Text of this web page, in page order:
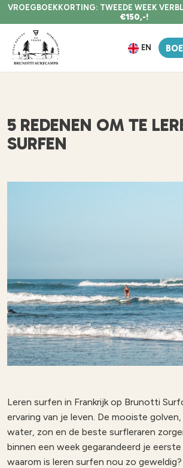
VROEGBOEKKORTING: TWEEDE WEEK
€150,-!
EN
5 REDENEN OM TE
SURFEN
Leren surfen in Frankrijk op Brunotti
ervaring van je leven. De mooiste
water, zon en de beste surfleraren
binnen een week gegarandeerd je
waarom is leren surfen nou zo